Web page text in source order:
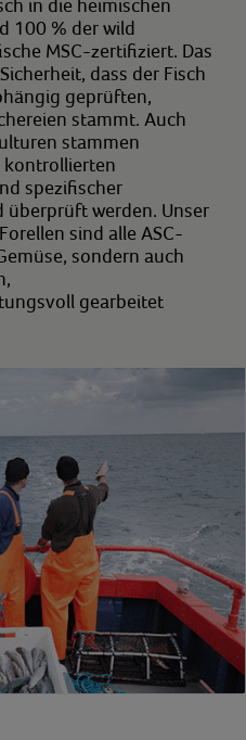
in die heimischen
100 % der wild
MSC-zertifiziert. Das
dass der Fisch
geprüften,
stammt. Auch
stammen
kontrollierten
spezifischer
werden. Unser
sind alle ASC-
sondern auch
gearbeitet